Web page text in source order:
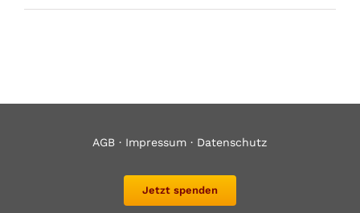
AGB · Impressum · Datenschutz
Jetzt spenden